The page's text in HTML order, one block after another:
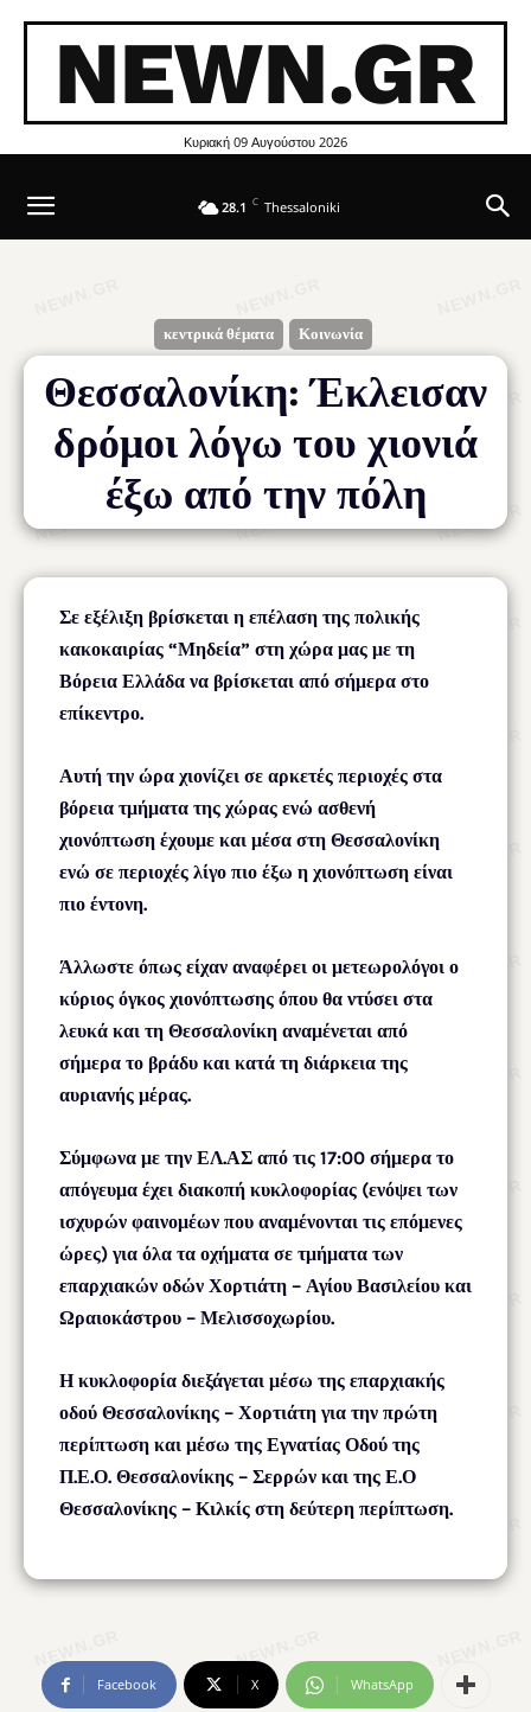
NEWN.GR
Κυριακή 09 Αυγούστου 2026
28.1 C Thessaloniki
κεντρικά θέματα Κοινωνία
Θεσσαλονίκη: Έκλεισαν
δρόμοι λόγω του χιονιά
έξω από την πόλη
Σε εξέλιξη βρίσκεται η επέλαση της πολικής
κακοκαιρίας “Μηδεία” στη χώρα μας με τη
Βόρεια Ελλάδα να βρίσκεται από σήμερα στο
επίκεντρο.
Αυτή την ώρα χιονίζει σε αρκετές περιοχές στα
βόρεια τμήματα της χώρας ενώ ασθενή
χιονόπτωση έχουμε και μέσα στη Θεσσαλονίκη
ενώ σε περιοχές λίγο πιο έξω η χιονόπτωση είναι
πιο έντονη.
Άλλωστε όπως είχαν αναφέρει οι μετεωρολόγοι ο
κύριος όγκος χιονόπτωσης όπου θα ντύσει στα
λευκά και τη Θεσσαλονίκη αναμένεται από
σήμερα το βράδυ και κατά τη διάρκεια της
αυριανής μέρας.
Σύμφωνα με την ΕΛ.ΑΣ από τις 17:00 σήμερα το
απόγευμα έχει διακοπή κυκλοφορίας (ενόψει των
ισχυρών φαινομέων που αναμένονται τις επόμενες
ώρες) για όλα τα οχήματα σε τμήματα των
επαρχιακών οδών Χορτιάτη – Αγίου Βασιλείου και
Ωραιοκάστρου – Μελισσοχωρίου.
Η κυκλοφορία διεξάγεται μέσω της επαρχιακής
οδού Θεσσαλονίκης – Χορτιάτη για την πρώτη
περίπτωση και μέσω της Εγνατίας Οδού της
Π.Ε.Ο. Θεσσαλονίκης – Σερρών και της Ε.Ο
Θεσσαλονίκης – Κιλκίς στη δεύτερη περίπτωση.
Facebook X WhatsApp